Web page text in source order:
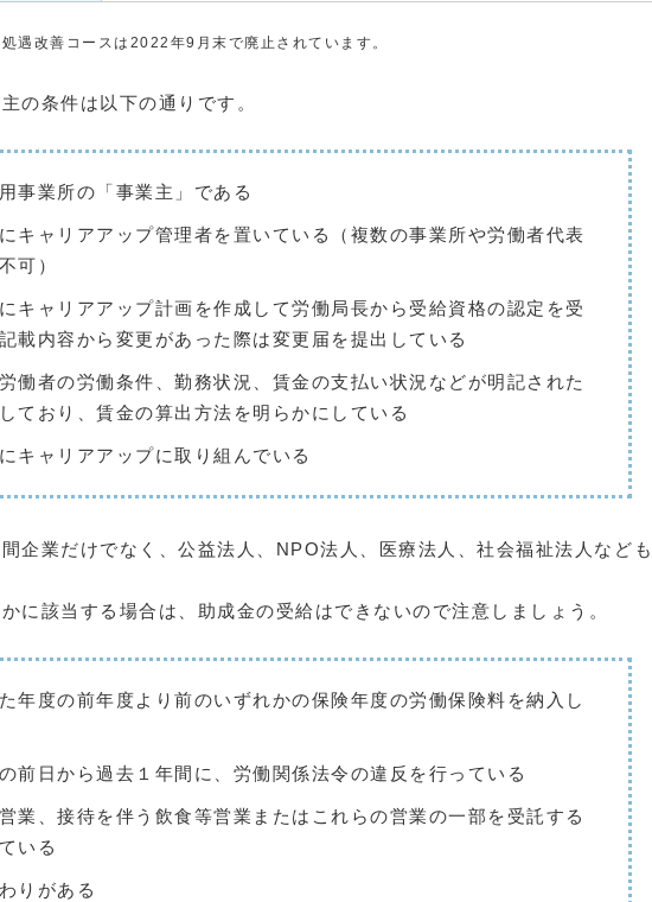
遇改善コースは2022年9月末で廃止されています。
の条件は以下の通りです。
事業所の「事業主」である
キャリアアップ管理者を置いている（複数の事業所や労働者代表
可）
キャリアアップ計画を作成して労働局長から受給資格の認定を受
載内容から変更があった際は変更届を提出している
働者の労働条件、勤務状況、賃金の支払い状況などが明記された
ており、賃金の算出方法を明らかにしている
キャリアアップに取り組んでいる
間企業だけでなく、公益法人、NPO法人、医療法人、社会福祉法人なども
に該当する場合は、助成金の受給はできないので注意しましょう。
年度の前年度より前のいずれかの保険年度の労働保険料を納入し
前日から過去１年間に、労働関係法令の違反を行っている
業、接待を伴う飲食等営業またはこれらの営業の一部を受託する
いる
りがある